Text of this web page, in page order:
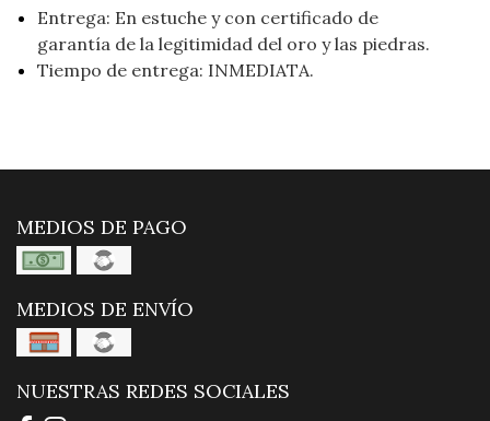
Entrega: En estuche y con certificado de
garantía de la legitimidad del oro y las piedras.
Tiempo de entrega: INMEDIATA.
MEDIOS DE PAGO
MEDIOS DE ENVÍO
NUESTRAS REDES SOCIALES